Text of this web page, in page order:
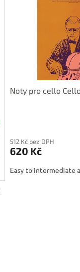
Noty pro cello
512 Kč bez DPH
620 Kč
Easy to intermediate